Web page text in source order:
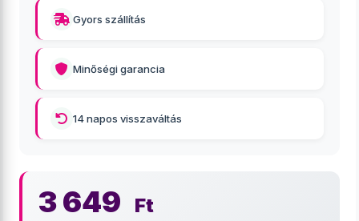
Gyors szállítás
Minőségi garancia
14 napos visszaváltás
3 649 Ft